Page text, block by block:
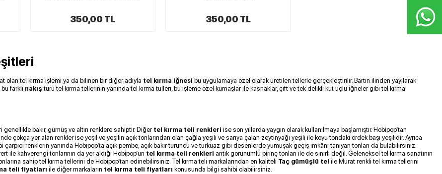
350,00 TL 350,00 TL
olan tel kırma işlemi ya da bilinen bir diğer adıyla tel kırma iğnesi bu uygulamaya özel olarak üretilen tellerle gerçekleştirilir. Bartın ilinden yayılarak
farklı nakıştürü tel kırma tellerinin yanında tel kırma tülleri, bu işleme özel kumaşlar ile kasnaklar, çift ve tek delikli küt uçlu iğneler gibi tel kırma
genellikle bakır, gümüş ve altın renklere sahiptir. Diğer tel kırma teli renkleri ise son yıllarda yaygın olarak kullanılmaya başlamıştır. Hobipop’tan
çokça yer alan renkler ise yeşil ve yeşilin açık tonlarından olan çağla yeşili ve sarıya çalan zeytinyağı yeşili ile koyu tondaki ördek başı yeşilidir. Ayrıca
çarpıcı renklerin yanında Hobipop’ta açık pembe, açık bakır turuncu ve turkuaz gibi desenlerde yumuşak geçiş imkânı tanıyan tonları da bulabilirsiniz.
ile kahverengi tonlarının da yer aldığı Hobipop’un tel kırma teli renkleri antik görünümlü pirinç tonları ile de sınırlı değil. Geleneksel tel kırma sanatının
sahip tel kırma tellerini de Hobipop’tan edinebilirsiniz. Tel kırma teli markalarından en kaliteli Taç gümüşlü tel ile Murat renkli tel kırma tellerini
teli fiyatları ile diğer markaların tel kırma teli fiyatları konusunda bilgi sahibi olabilirsiniz.